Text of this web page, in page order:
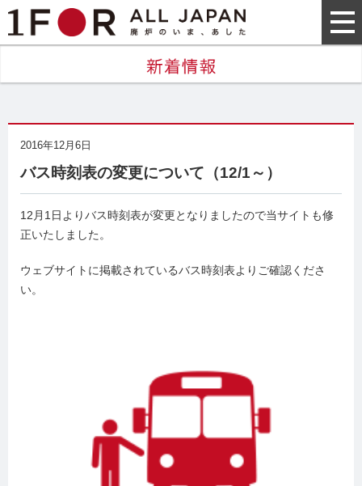
2016年12月6日
バス時刻表の変更について（12/1～）
12月1日よりバス時刻表が変更となりましたので当サイトも修
正いたしました。
ウェブサイトに掲載されているバス時刻表よりご確認くださ
い。